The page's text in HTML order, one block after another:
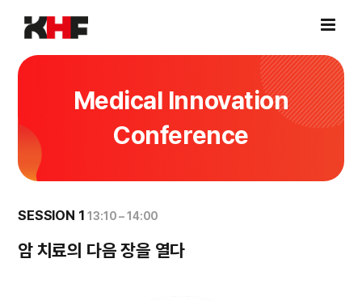
content
Medical Innovation
Conference
SESSION 113:10 – 14:00
암 치료의 다음 장을 열다